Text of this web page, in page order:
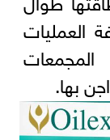
العمليات
المجمعات
بها.